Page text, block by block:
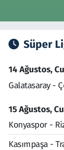
Süper
14 Ağustos,
Galatasaray -
15 Ağustos,
Konyaspor -
Kasımpaşa -